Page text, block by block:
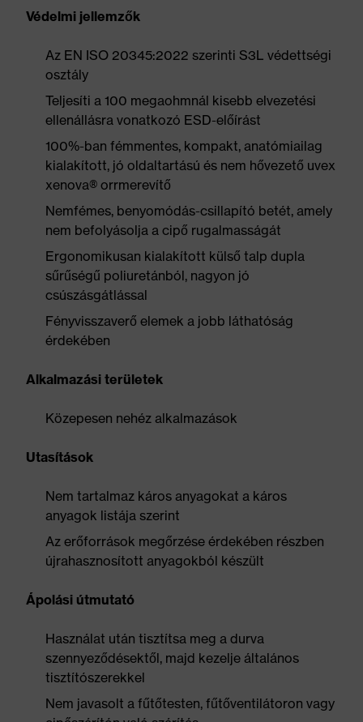
Védelmi jellemzők
Az EN ISO 20345:2022 szerinti S3L védettségi
osztály
Teljesíti a 100 megaohmnál kisebb elvezetési
ellenállásra vonatkozó ESD-előírást
100%-ban fémmentes, kompakt, anatómiailag
kialakított, jó oldaltartású és nem hővezető uvex
xenova® orrmerevítő
Nemfémes, benyomódás-csillapító betét, amely
nem befolyásolja a cipő rugalmasságát
Ergonomikusan kialakított külső talp dupla
sűrűségű poliuretánból, nagyon jó
csúszásgátlással
Fényvisszaverő elemek a jobb láthatóság
érdekében
Alkalmazási területek
Közepesen nehéz alkalmazások
Utasítások
Nem tartalmaz káros anyagokat a káros
anyagok listája szerint
Az erőforrások megőrzése érdekében részben
újrahasznosított anyagokból készült
Ápolási útmutató
Használat után tisztítsa meg a durva
szennyeződésektől, majd kezelje általános
tisztítószerekkel
Nem javasolt a fűtőtesten, fűtőventilátoron vagy